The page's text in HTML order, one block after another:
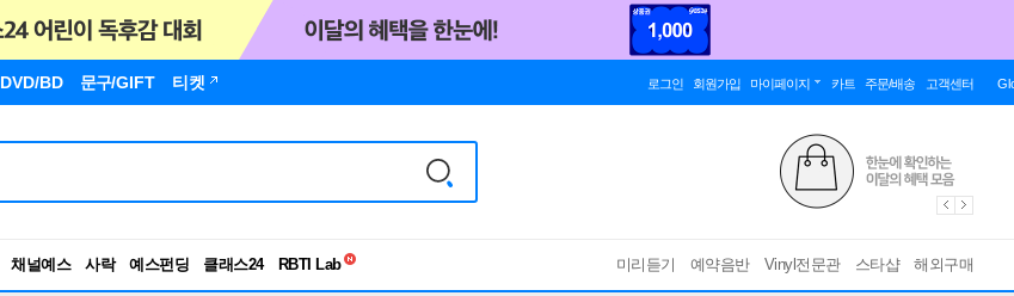
DVD/BD 문구/GIFT 티켓 로그인 회원가입 마이페이지 카트 주문/배송 고객센터
채널예스 사락 예스펀딩 클래스24
독서유형검사
미리듣기 예약음반 Vinyl전문관 스타샵 해외구매